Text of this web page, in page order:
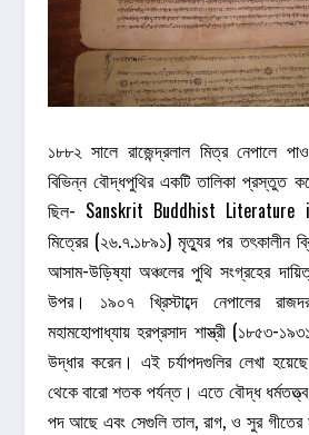
১৮৮২ সালে রাজেন্দ্রলাল মিত্র নেপালে
বিভিন্ন বৌদ্ধপুথির একটি তালিকা প্রস্তুত
ছিল- Sanskrit Buddhist Literature in
মিত্রের (২৬.৭.১৮৯১) মৃত্যুর পর তৎকালীন
আসাম-উড়িষ্যা অঞ্চলের পুথি সংগ্রহের
উপর। ১৯০৭ খ্রিস্টাব্দে নেপালের
মহামহোপাধ্যায় হরপ্রসাদ শাস্ত্রী (১৮৫৩-
উদ্ধার করেন। এই চর্যাপদগুলির লেখা
থেকে বারো শতক পর্যন্ত। এতে বৌদ্ধ
পদ আছে এবং সেগুলি তাল, রাগ, ও সুর গীতের